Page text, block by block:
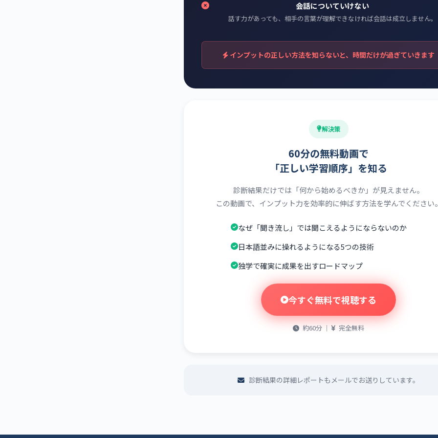
会話についていけない
話す力があっても、相手の言葉が理解できなければ会話は成立しません。
インプットの正しい方法を知らないと、時間だけが過ぎていきます
解決策
60分の無料動画で
「正しい学習順序」を知る
診断結果だけでは「何から始めるべきか」が見えません。
この動画で、インプット力を効率的に伸ばす方法を学んでください
なぜ「聞き流し」では聞こえるようにならないのか
日本語並みに操れるようになる5つの技術
独学で確実に成果を出すロードマップ
今すぐ無料で視聴する
約60分 ｜ 完全無料
診断結果の詳細レポートもメールでお送りしています。